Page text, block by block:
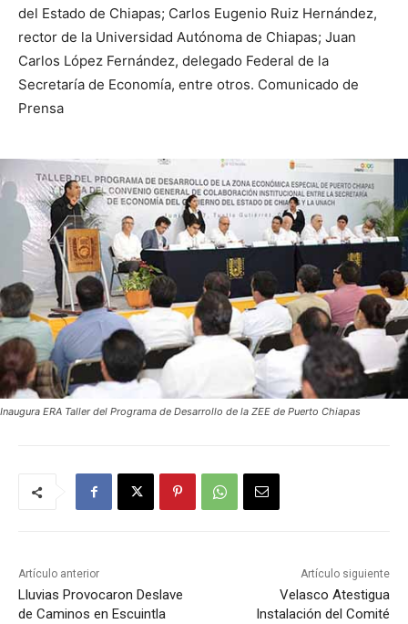
del Estado de Chiapas; Carlos Eugenio Ruiz Hernández,
rector de la Universidad Autónoma de Chiapas; Juan
Carlos López Fernández, delegado Federal de la
Secretaría de Economía, entre otros. Comunicado de
Prensa
Inaugura ERA Taller del Programa de Desarrollo de la ZEE de Puerto Chiapas
Artículo anterior
Lluvias Provocaron Deslave
de Caminos en Escuintla
Artículo siguiente
Velasco Atestigua
Instalación del Comité